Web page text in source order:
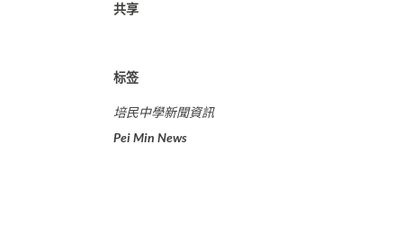
共享
标签
培民中學新聞資訊
Pei Min News